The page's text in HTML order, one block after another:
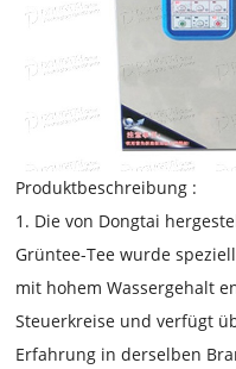
Produktbeschreibung :
1. Die von Dongtai
Grüntee-Tee wurde
mit hohem Wassergehalt
Steuerkreise und verfügt
Erfahrung in derselben